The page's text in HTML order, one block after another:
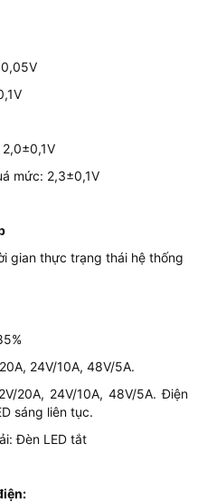
mức: 2,3±0,1V
gian thực trạng thái hệ thống
24V/10A, 48V/5A.
20A, 24V/10A, 48V/5A. Điện
sáng liên tục.
Đèn LED tắt